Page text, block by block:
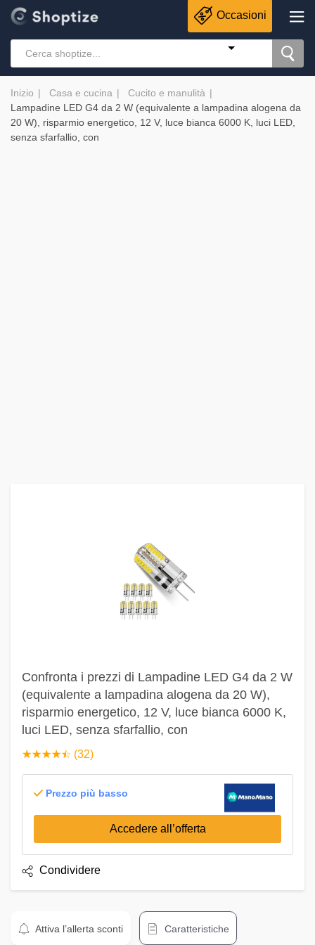
Occasioni
Inizio Casa e cucina
Cucito e manulità
Lampadine LED G4 da 2 W (equivalente a lampadina alogena da
20 W), risparmio energetico, 12 V, luce bianca 6000 K, luci LED,
senza sfarfallio, con
Confronta i prezzi di Lampadine LED G4 da 2 W
(equivalente a lampadina alogena da 20 W),
risparmio energetico, 12 V, luce bianca 6000 K,
luci LED, senza sfarfallio, con
☆☆☆☆☆
★★★★★ (32)
Prezzo più basso
Accedere all’offerta
Condividere
Attiva l’allerta sconti Caratteristiche